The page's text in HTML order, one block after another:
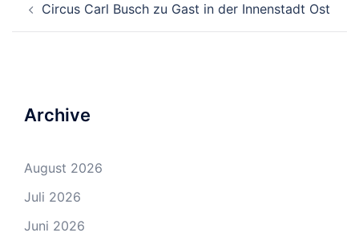
Navigation
Circus Carl Busch zu Gast in der Innenstadt Ost
Archive
August 2026
Juli 2026
Juni 2026